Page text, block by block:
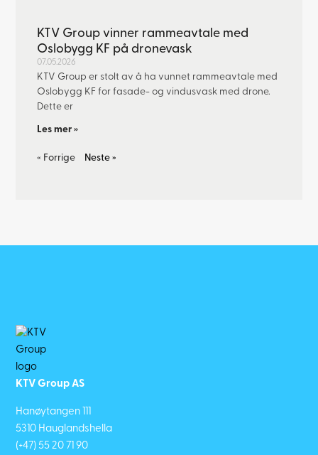
KTV Group vinner rammeavtale med
Oslobygg KF på dronevask
07.05.2026
KTV Group er stolt av å ha vunnet rammeavtale med
Oslobygg KF for fasade- og vindusvask med drone.
Dette er
Les mer »
« Forrige Neste »
KTV Group AS
Hanøytangen 111
5310 Hauglandshella
(+47) 55 20 71 90